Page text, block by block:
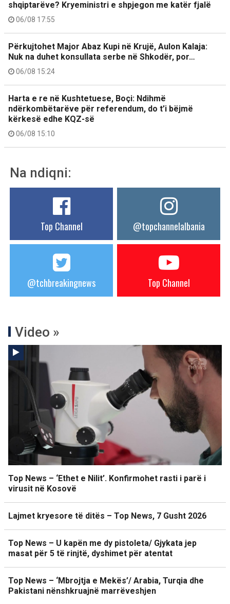
shqiptarëve? Kryeministri e shpjegon me katër fjalë
06/08 17:55
Përkujtohet Major Abaz Kupi në Krujë, Aulon Kalaja:
Nuk na duhet konsullata serbe në Shkodër, por…
06/08 15:24
Harta e re në Kushtetuese, Boçi: Ndihmë
ndërkombëtarëve për referendum, do t’i bëjmë
kërkesë edhe KQZ-së
06/08 15:10
Na ndiqni:
Top Channel @topchannelalbania
@tchbreakingnews Top Channel
Video »
Top News – ‘Ethet e Nilit’. Konfirmohet rasti i parë i
virusit në Kosovë
Lajmet kryesore të ditës – Top News, 7 Gusht 2026
Top News – U kapën me dy pistoleta/ Gjykata jep
masat për 5 të rinjtë, dyshimet për atentat
Top News – ‘Mbrojtja e Mekës’/ Arabia, Turqia dhe
Pakistani nënshkruajnë marrëveshjen